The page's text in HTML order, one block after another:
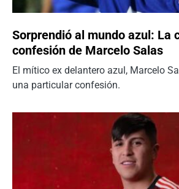
Sorprendió al mundo azul: La
confesión de Marcelo Salas
El mítico ex delantero azul, Marcelo
una particular confesión.